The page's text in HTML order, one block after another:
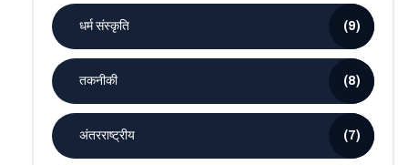
धर्म संस्कृति (9)
तकनीकी (8)
अंतरराष्ट्रीय (7)